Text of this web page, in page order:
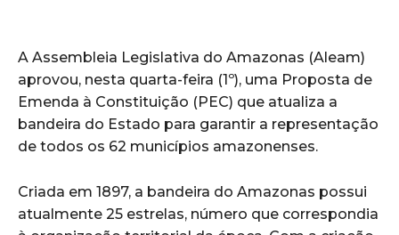
A Assembleia Legislativa do Amazonas (Aleam)
aprovou, nesta quarta-feira (1º), uma Proposta de
Emenda à Constituição (PEC) que atualiza a
bandeira do Estado para garantir a representação
de todos os 62 municípios amazonenses.
Criada em 1897, a bandeira do Amazonas possui
atualmente 25 estrelas, número que correspondia